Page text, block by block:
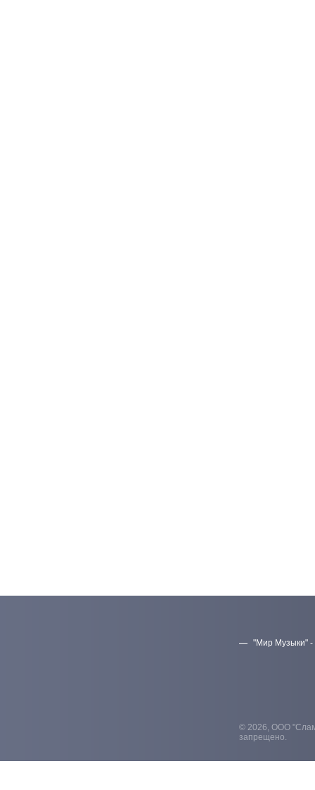
"Мир Музыки" -
© 2026, ООО
запрещено.